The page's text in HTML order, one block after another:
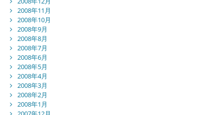
2008年11月
2008年10月
2008年9月
2008年8月
2008年7月
2008年6月
2008年5月
2008年4月
2008年3月
2008年2月
2008年1月